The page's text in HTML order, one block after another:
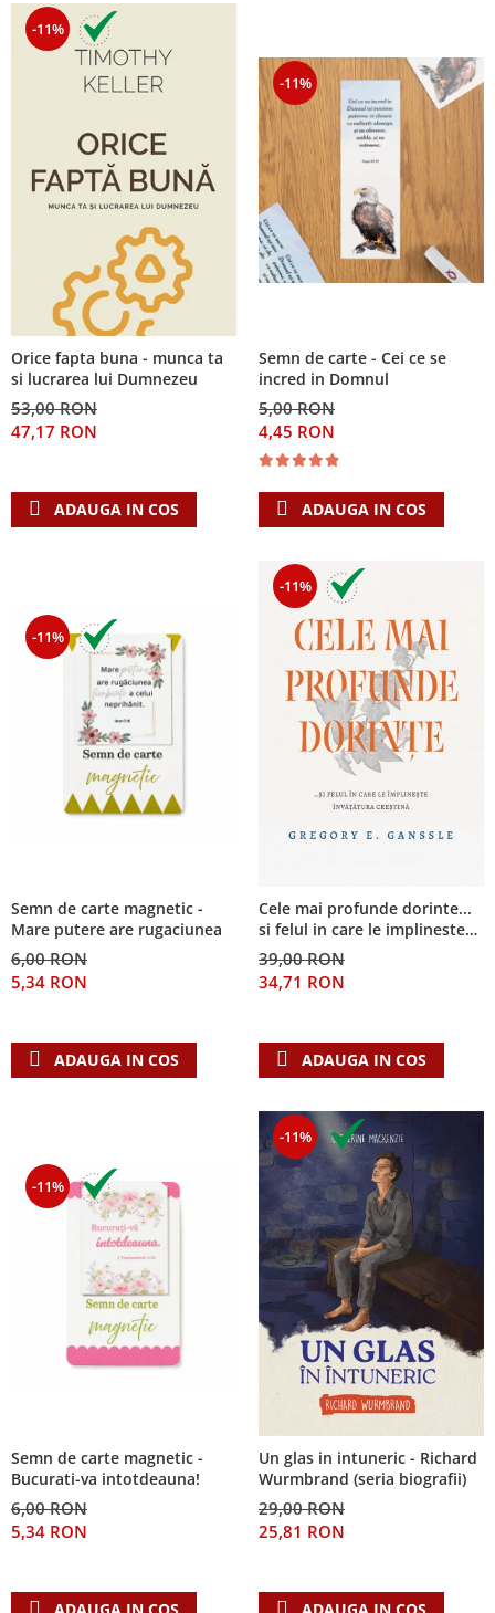
-11%
Orice fapta buna - munca ta
si lucrarea lui Dumnezeu
53,00 RON
47,17 RON
ADAUGA IN COS
-11%
Semn de carte - Cei ce se
incred in Domnul
5,00 RON
4,45 RON
ADAUGA IN COS
-11%
Semn de carte magnetic -
Mare putere are rugaciunea
6,00 RON
5,34 RON
ADAUGA IN COS
-11%
Cele mai profunde dorinte...
si felul in care le implineste
invatatura crestina
39,00 RON
34,71 RON
ADAUGA IN COS
-11%
Semn de carte magnetic -
Bucurati-va intotdeauna!
6,00 RON
5,34 RON
-11%
Un glas in intuneric - Richard
Wurmbrand (seria biografii)
29,00 RON
25,81 RON